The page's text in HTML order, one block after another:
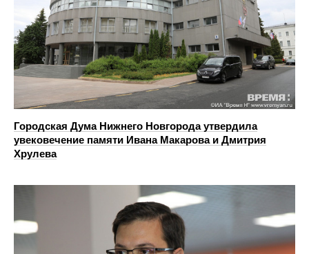
Городская Дума Нижнего Новгорода утвердила
увековечение памяти Ивана Макарова и Дмитрия
Хрулева